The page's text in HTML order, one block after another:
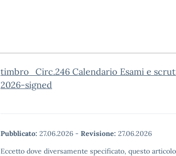
timbro_Circ.246 Calendario Esami e
2026-signed
Pubblicato: 27.06.2026 - Revisione: 27.06.2026
Eccetto dove diversamente specificato, questo